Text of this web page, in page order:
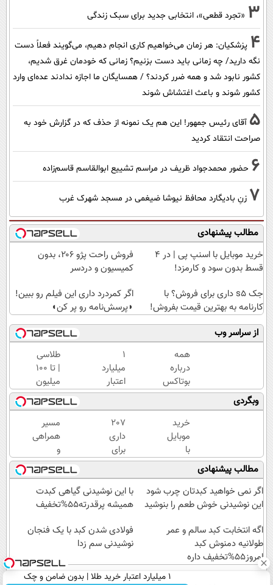
3 «تجرد قطعی»، انتخابی جدید برای سبک زندگی
4 پزشکیان: هر زمان می‌خواهیم کاری انجام دهیم، می‌گویند فعلاً دست
نگه دارید/ چه زمانی باید دست بزنیم؟ زمانی که خودمان غرق شدیم،
کشور نابود شد و همه ضرر کردند؟ / همسایگان ما اجازه ندادند عده‌ای وارد
کشور شوند و باعث اغتشاش شوند
5 آقای رئیس جمهور! این هم یک نمونه از حذف که در گزارش خود به
صراحت انتقاد کردید
6 حضور محمدجواد ظریف در مراسم تشییع ابوالقاسم قاسم‌زاده
7 زنِ بادیگارد محافظ نیوشا ضیغمی در مسجد شهرک غرب
مطالب پیشنهادی
خرید موبایل با اسنپ پی | در ۴
قسط بدون سود و کارمزد!
فروش راحت پژو ۲۰6، بدون
کمیسیون و دردسر
جک s5 داری برای فروش؟ با
کارنامه به بهترین قیمت بفروش!
اگر کمردرد داری این فیلم رو ببین!
◗پرسش‌نامه رو پر کن◖
از سراسر وب
همه
درباره
بوتاکس
حرف
میزنن؛ اما
کمتر
کسی این
راه رو
میشناسه.
۱
میلیارد
اعتبار
خرید
طلا |
بدون
ضامن
و چک
طلاسی
| تا 100
میلیون
وام
آنی
خرید
طلا💰
ثبت
نام
کن!
وبگردی
خرید
موبایل
با
اسنپ
پی | در
۴
قسط
سود و
207
داری
برای
فروش؟
با
کارنامه
به
قیمت
بفروش!
مسیر
همراهی
و
گزارش
عملکرد
گروه
اسنپ
۱۴۰۴
مطالب پیشنهادی
اگر نمی خواهید کبدتان چرب شود
این نوشیدنی خوش طعم را بنوشید
با این نوشیدنی گیاهی کبدت
همیشه پرقدرته55%تخفیف
اگه انتخابت کبد سالم و عمر
طولانیه دمنوش کبد
امروز55%تخفیف داره
فولادی شدن کبد با یک فنجان
نوشیدنی سم زدا
۱ میلیارد اعتبار خرید طلا | بدون ضامن و چک